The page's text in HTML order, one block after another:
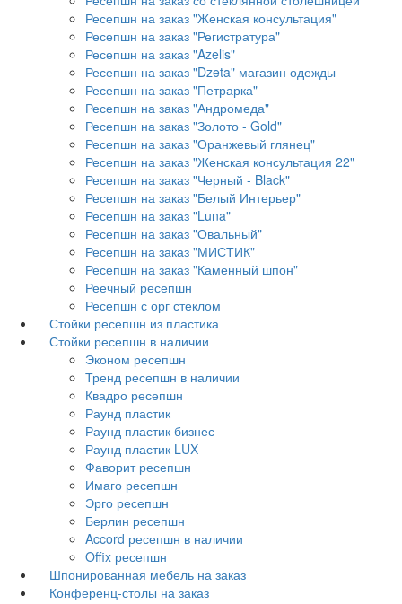
Ресепшн на заказ "Женская консультация"
Ресепшн на заказ "Регистратура"
Ресепшн на заказ "Azelis"
Ресепшн на заказ "Dzeta" магазин одежды
Ресепшн на заказ "Петрарка"
Ресепшн на заказ "Андромеда"
Ресепшн на заказ "Золото - Gold"
Ресепшн на заказ "Оранжевый глянец"
Ресепшн на заказ "Женская консультация 22"
Ресепшн на заказ "Черный - Black"
Ресепшн на заказ "Белый Интерьер"
Ресепшн на заказ "Luna"
Ресепшн на заказ "Овальный"
Ресепшн на заказ "МИСТИК"
Ресепшн на заказ "Каменный шпон"
Реечный ресепшн
Ресепшн с орг стеклом
Стойки ресепшн из пластика
Стойки ресепшн в наличии
Эконом ресепшн
Тренд ресепшн в наличии
Квадро ресепшн
Раунд пластик
Раунд пластик бизнес
Раунд пластик LUX
Фаворит ресепшн
Имаго ресепшн
Эрго ресепшн
Берлин ресепшн
Accord ресепшн в наличии
Offix ресепшн
Шпонированная мебель на заказ
Конференц-столы на заказ